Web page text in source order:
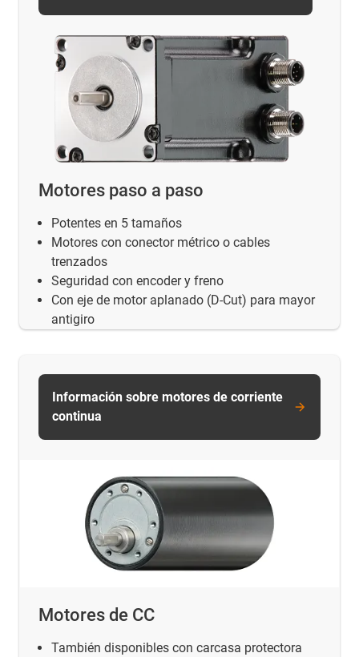
Motores paso a paso
Potentes en 5 tamaños
Motores con conector métrico o cables
trenzados
Seguridad con encoder y freno
Con eje de motor aplanado (D-Cut) para mayor
antigiro
Motores de CC
También disponibles con carcasa protectora
Información sobre motores de corriente
continua